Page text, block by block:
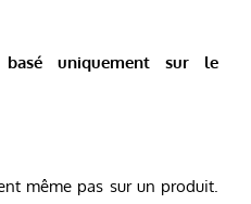
basé uniquement sur le
même pas sur un produit.